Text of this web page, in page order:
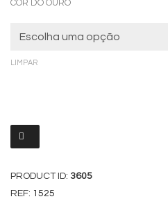
COR DO OURO
LIMPAR
PRODUCT ID: 3605
REF: 1525